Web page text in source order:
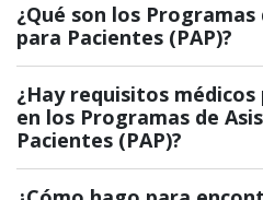
¿Qué son los Programas
para Pacientes (PAP)?
¿Hay requisitos
en los Programas de
Pacientes (PAP)?